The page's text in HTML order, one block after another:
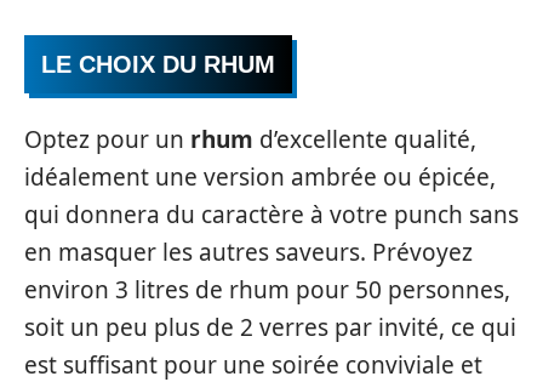
LE CHOIX DU RHUM
Optez pour un rhum d’excellente qualité,
idéalement une version ambrée ou épicée,
qui donnera du caractère à votre punch sans
en masquer les autres saveurs. Prévoyez
environ 3 litres de rhum pour 50 personnes,
soit un peu plus de 2 verres par invité, ce qui
est suffisant pour une soirée conviviale et